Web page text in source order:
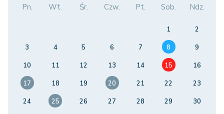
Pn. Wt. Śr. Czw. Pt. Sob. Ndz.
1
2
3
4 5 6 7 8
9
10
11 12 13 14 15
16
17
18 19 20 21 22
23
24
25 26 27 28 29
30